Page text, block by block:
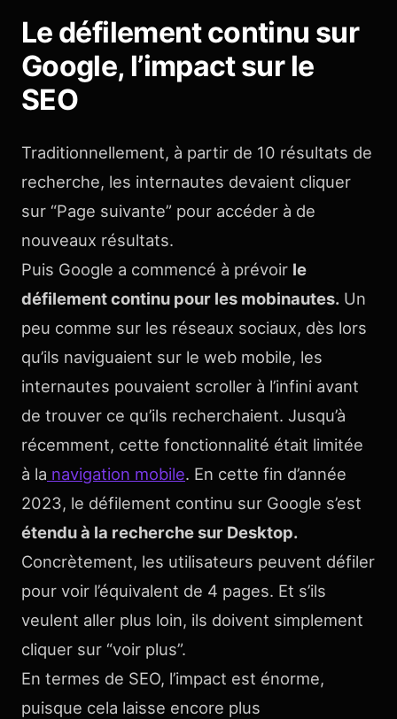
Le défilement continu sur
Google, l’impact sur le
SEO
Traditionnellement, à partir de 10 résultats de
recherche, les internautes devaient cliquer
sur “Page suivante” pour accéder à de
nouveaux résultats.
Puis Google a commencé à prévoir le
défilement continu pour les mobinautes. Un
peu comme sur les réseaux sociaux, dès lors
qu’ils naviguaient sur le web mobile, les
internautes pouvaient scroller à l’infini avant
de trouver ce qu’ils recherchaient. Jusqu’à
récemment, cette fonctionnalité était limitée
à la navigation mobile. En cette fin d’année
2023, le défilement continu sur Google s’est
étendu à la recherche sur Desktop.
Concrètement, les utilisateurs peuvent défiler
pour voir l’équivalent de 4 pages. Et s’ils
veulent aller plus loin, ils doivent simplement
cliquer sur “voir plus”.
En termes de SEO, l’impact est énorme,
puisque cela laisse encore plus